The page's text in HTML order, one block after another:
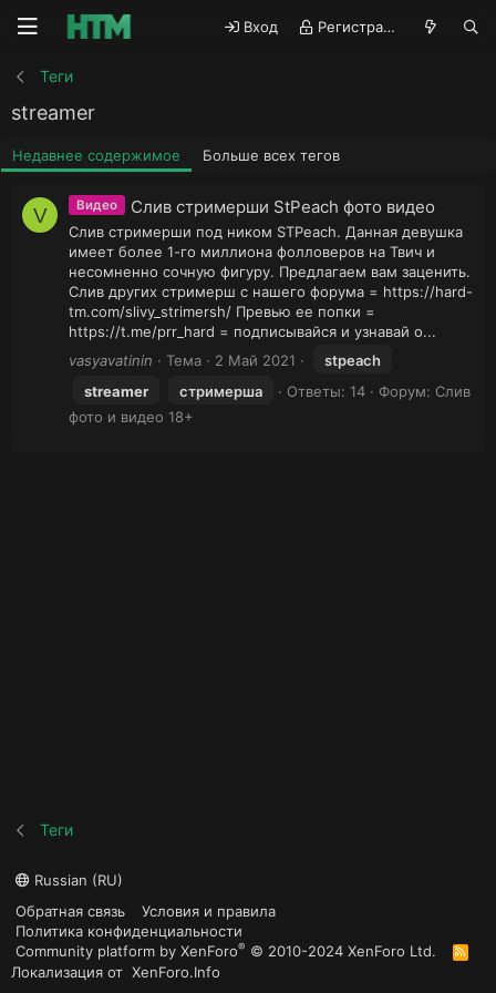
Вход Регистрация
Теги
streamer
Недавнее содержимое Больше всех тегов
V Видео Слив стримерши StPeach фото видео
Слив стримерши под ником STPeach. Данная девушка
имеет более 1-го миллиона фолловеров на Твич и
несомненно сочную фигуру. Предлагаем вам заценить.
Слив других стримерш с нашего форума = https://hard-
tm.com/slivy_strimersh/ Превью ее попки =
https://t.me/prr_hard = подписывайся и узнавай о...
vasyavatinin
Тема 2 Май 2021
stpeach
streamer
стримерша Ответы: 14 Форум: Слив
фото и видео 18+
Теги
Russian (RU)
Обратная связь
Условия и правила
Политика конфиденциальности
Community platform by XenForo® © 2010-2024 XenForo Ltd.
R
S
Локализация от XenForo.Info